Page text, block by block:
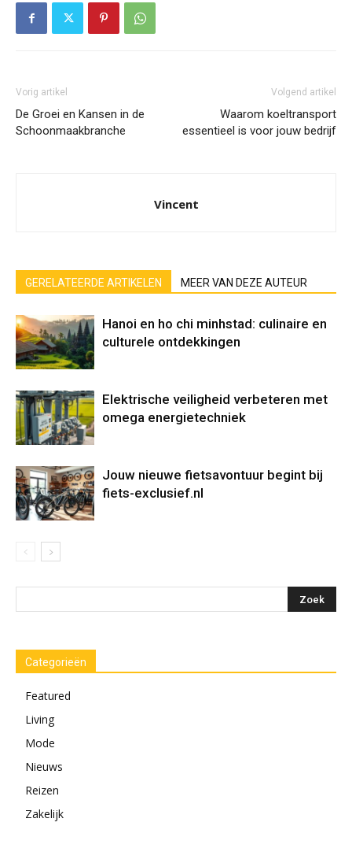
Vorig artikel
De Groei en Kansen in de
Schoonmaakbranche
Volgend artikel
Waarom koeltransport
essentieel is voor jouw bedrijf
Vincent
GERELATEERDE ARTIKELEN MEER VAN DEZE AUTEUR
Hanoi en ho chi minhstad: culinaire en
culturele ontdekkingen
Elektrische veiligheid verbeteren met
omega energietechniek
Jouw nieuwe fietsavontuur begint bij
fiets-exclusief.nl
Categorieën
Featured
Living
Mode
Nieuws
Reizen
Zakelijk